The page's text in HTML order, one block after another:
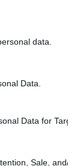
data.
Data.
Data for
Sale,